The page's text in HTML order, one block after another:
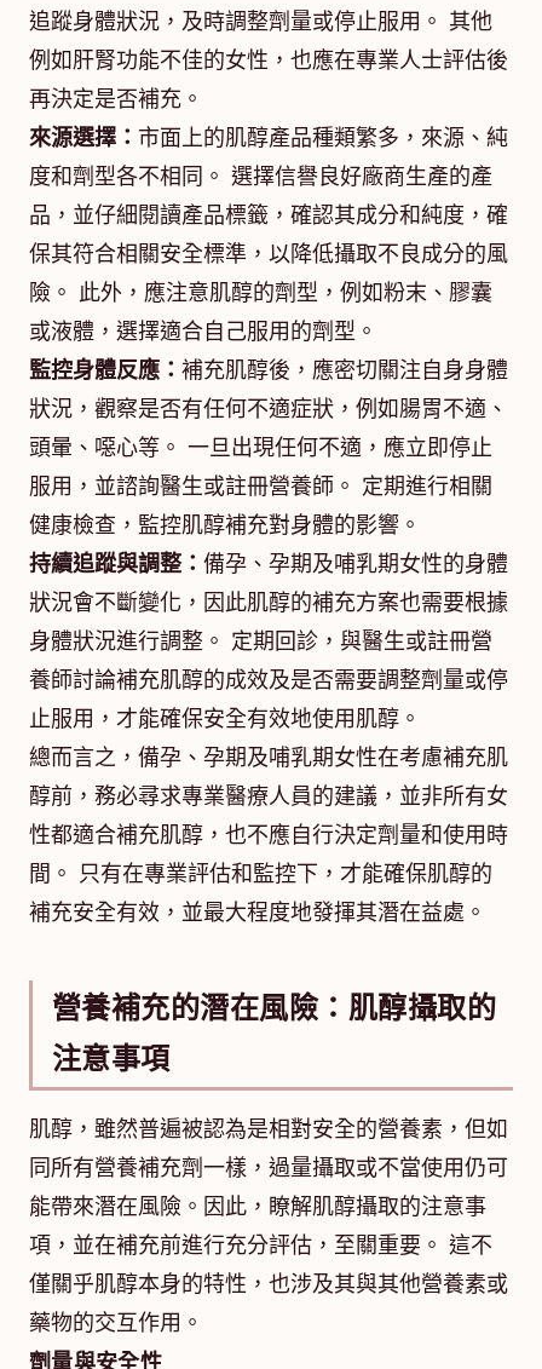
追蹤身體狀況，及時調整劑量或停止服用。 其他
例如肝腎功能不佳的女性，也應在專業人士評估後
再決定是否補充。
來源選擇： 市面上的肌醇產品種類繁多，來源、純
度和劑型各不相同。 選擇信譽良好廠商生產的產
品，並仔細閱讀產品標籤，確認其成分和純度，確
保其符合相關安全標準，以降低攝取不良成分的風
險。 此外，應注意肌醇的劑型，例如粉末、膠囊
或液體，選擇適合自己服用的劑型。
監控身體反應： 補充肌醇後，應密切關注自身身體
狀況，觀察是否有任何不適症狀，例如腸胃不適、
頭暈、噁心等。 一旦出現任何不適，應立即停止
服用，並諮詢醫生或註冊營養師。 定期進行相關
健康檢查，監控肌醇補充對身體的影響。
持續追蹤與調整： 備孕、孕期及哺乳期女性的身體
狀況會不斷變化，因此肌醇的補充方案也需要根據
身體狀況進行調整。 定期回診，與醫生或註冊營
養師討論補充肌醇的成效及是否需要調整劑量或停
止服用，才能確保安全有效地使用肌醇。
總而言之，備孕、孕期及哺乳期女性在考慮補充肌
醇前，務必尋求專業醫療人員的建議，並非所有女
性都適合補充肌醇，也不應自行決定劑量和使用時
間。 只有在專業評估和監控下，才能確保肌醇的
補充安全有效，並最大程度地發揮其潛在益處。
營養補充的潛在風險：肌醇攝取的
注意事項
肌醇，雖然普遍被認為是相對安全的營養素，但如
同所有營養補充劑一樣，過量攝取或不當使用仍可
能帶來潛在風險。因此，瞭解肌醇攝取的注意事
項，並在補充前進行充分評估，至關重要。 這不
僅關乎肌醇本身的特性，也涉及其與其他營養素或
藥物的交互作用。
劑量與安全性